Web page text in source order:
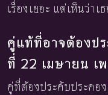
เรื่องเยอะ แต่เห็นว่า
คู่แท้ที่อาจต้องป
ที่ 22 เมษายน เ
คู่ที่ต้องประคับประคอ